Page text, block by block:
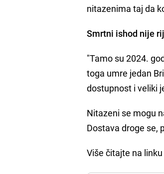
nitazenima taj da
Smrtni ishod nije
"Tamo su 2024.
toga umre jedan
dostupnost i veliki
Nitazeni se mogu
Dostava droge se,
Više čitajte na linku